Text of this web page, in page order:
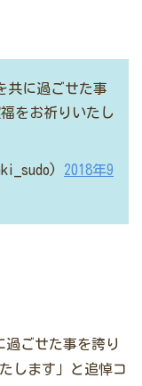
共に過ごせた事
をお祈りいたし
2018年9
過ごせた事を誇り
します」と追悼コ